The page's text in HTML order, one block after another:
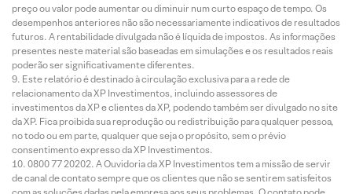
preço ou valor pode aumentar ou diminuir num curto espaço de tempo. Os
desempenhos anteriores não são necessariamente indicativos de resultados
futuros. A rentabilidade divulgada não é líquida de impostos. As informações
presentes neste material são baseadas em simulações e os resultados reais
poderão ser significativamente diferentes.
Este relatório é destinado à circulação exclusiva para a rede de
relacionamento da XP Investimentos, incluindo assessores de
investimentos da XP e clientes da XP, podendo também ser divulgado no site
da XP. Fica proibida sua reprodução ou redistribuição para qualquer pessoa,
no todo ou em parte, qualquer que seja o propósito, sem o prévio
consentimento expresso da XP Investimentos.
0800 77 20202. A Ouvidoria da XP Investimentos tem a missão de servir
de canal de contato sempre que os clientes que não se sentirem satisfeitos